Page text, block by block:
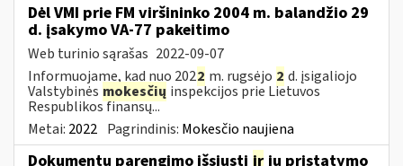
Dėl VMI prie FM viršininko 2004 m. balandžio 29
d. įsakymo VA-77 pakeitimo
Web turinio sąrašas 2022-09-07
Informuojame, kad nuo 2022 m. rugsėjo 2 d. įsigaliojo
Valstybinės mokesčių inspekcijos prie Lietuvos
Respublikos finansų...
Metai: 2022 Pagrindinis: Mokesčio naujiena
Dokumentų parengimo išsiųsti irjų pristatymo